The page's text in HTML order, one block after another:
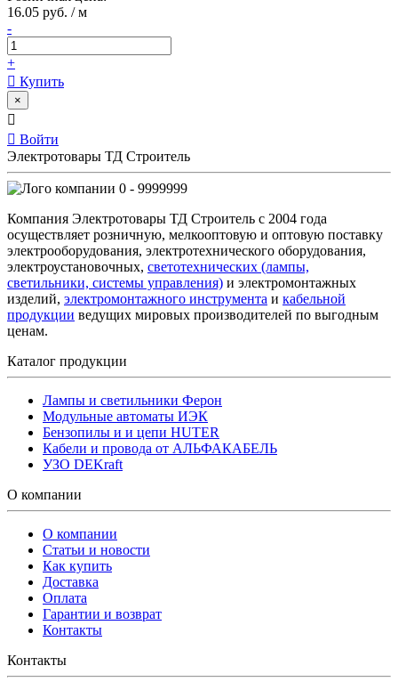
16.05 руб. / м
-
+
Купить
×
Войти
Электротовары ТД Строитель
0 - 9999999
Компания Электротовары ТД Строитель с 2004 года
осуществляет розничную, мелкооптовую и оптовую поставку
электрооборудования, электротехнического оборудования,
электроустановочных, светотехнических (лампы,
светильники, системы управления) и электромонтажных
изделий, электромонтажного инструмента и кабельной
продукции ведущих мировых производителей по выгодным
ценам.
Каталог продукции
Лампы и светильники Ферон
Модульные автоматы ИЭК
Бензопилы и и цепи HUTER
Кабели и провода от АЛЬФАКАБЕЛЬ
УЗО DEKraft
О компании
О компании
Статьи и новости
Как купить
Доставка
Оплата
Гарантии и возврат
Контакты
Контакты